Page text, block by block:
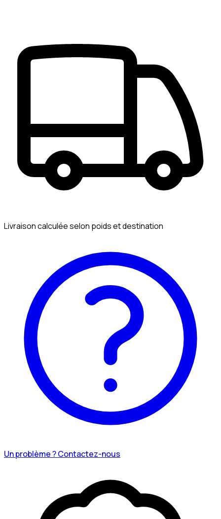
Livraison calculée selon poids et destination
Un problème ? Contactez-nous